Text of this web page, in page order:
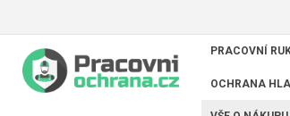
PRACOVNÍ
OCHRANA